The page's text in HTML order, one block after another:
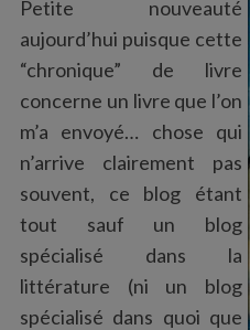
r
Petite nouveauté
aujourd’hui puisque cette
“chronique” de livre
concerne un livre que l’on
m’a envoyé… chose qui
n’arrive clairement pas
souvent, ce blog étant
tout sauf un blog
spécialisé dans la
littérature (ni un blog
spécialisé dans quoi que